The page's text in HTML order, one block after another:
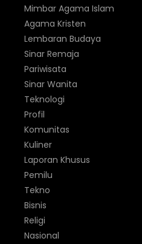
Mimbar Agama Islam
Agama Kristen
Lembaran Budaya
Sinar Remaja
Pariwisata
Sinar Wanita
Teknologi
Profil
Komunitas
Kuliner
Laporan Khusus
Pemilu
Tekno
Bisnis
Religi
Nasional